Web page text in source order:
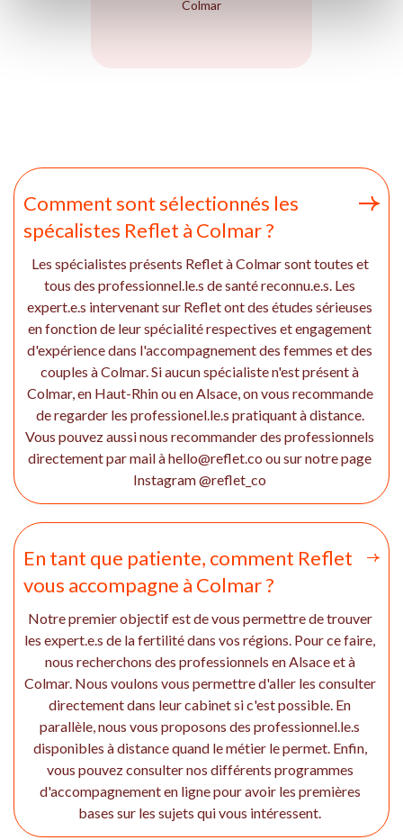
Colmar
Comment sont sélectionnés les
spécalistes Reflet à Colmar ?
Les spécialistes présents Reflet à Colmar sont toutes et
tous des professionnel.le.s de santé reconnu.e.s. Les
expert.e.s intervenant sur Reflet ont des études sérieuses
en fonction de leur spécialité respectives et engagement
d'expérience dans l'accompagnement des femmes et des
couples à Colmar. Si aucun spécialiste n'est présent à
Colmar, en Haut-Rhin ou en Alsace, on vous recommande
de regarder les professionel.le.s pratiquant à distance.
Vous pouvez aussi nous recommander des professionnels
directement par mail à hello@reflet.co ou sur notre page
Instagram @reflet_co
En tant que patiente, comment Reflet
vous accompagne à Colmar ?
Notre premier objectif est de vous permettre de trouver
les expert.e.s de la fertilité dans vos régions. Pour ce faire,
nous recherchons des professionnels en Alsace et à
Colmar. Nous voulons vous permettre d'aller les consulter
directement dans leur cabinet si c'est possible. En
parallèle, nous vous proposons des professionnel.le.s
disponibles à distance quand le métier le permet. Enfin,
vous pouvez consulter nos différents programmes
d'accompagnement en ligne pour avoir les premières
bases sur les sujets qui vous intéressent.